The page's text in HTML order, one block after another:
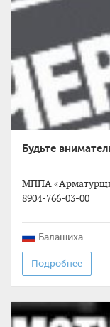
Будьте
МППА
8904-766-03-00
Балашиха
Подробнее